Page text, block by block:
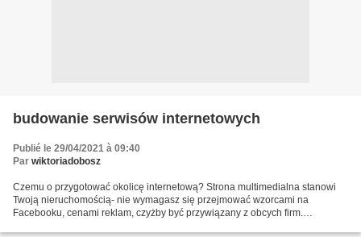
budowanie serwisów internetowych
Publié le 29/04/2021 à 09:40
Par wiktoriadobosz
Czemu o przygotować okolicę internetową? Strona multimedialna stanowi
Twoją nieruchomością- nie wymagasz się przejmować wzorcami na
Facebooku, cenami reklam, czyżby być przywiązany z obcych firm.